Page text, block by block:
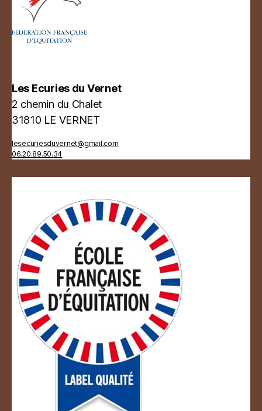
Les Ecuries du Vernet
2 chemin du Chalet
31810 LE VERNET
lesecuriesduvernet@gmail.com
06.20.89.50.34